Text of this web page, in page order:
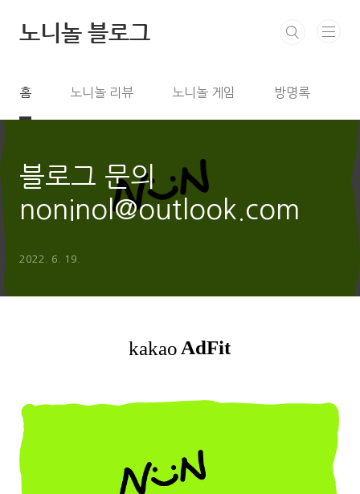
노니놀 블로그
홈 노니놀 리뷰 노니놀 게임 방명록
블로그 문의
noninol@outlook.com
2022. 6. 19.